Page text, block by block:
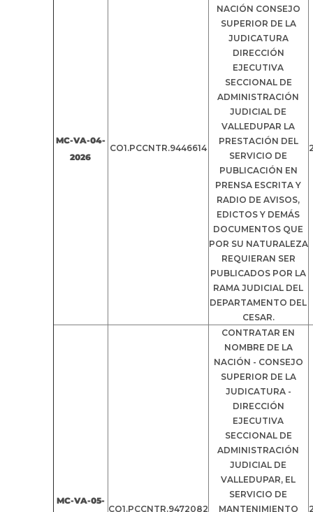
MC-VA-04-
2026
CO1.PCCNTR.9446614
NACIÓN CONSEJO
SUPERIOR DE LA
JUDICATURA
DIRECCIÓN
EJECUTIVA
SECCIONAL DE
ADMINISTRACIÓN
JUDICIAL DE
VALLEDUPAR LA
PRESTACIÓN DEL
SERVICIO DE
PUBLICACIÓN EN
PRENSA ESCRITA Y
RADIO DE AVISOS,
EDICTOS Y DEMÁS
DOCUMENTOS QUE
POR SU NATURALEZA
REQUIERAN SER
PUBLICADOS POR LA
RAMA JUDICIAL DEL
DEPARTAMENTO DEL
CESAR.
MC-VA-05-
CO1.PCCNTR.9472082
CONTRATAR EN
NOMBRE DE LA
NACIÓN - CONSEJO
SUPERIOR DE LA
JUDICATURA -
DIRECCIÓN
EJECUTIVA
SECCIONAL DE
ADMINISTRACIÓN
JUDICIAL DE
VALLEDUPAR, EL
SERVICIO DE
MANTENIMIENTO